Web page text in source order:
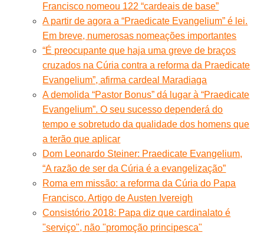
Francisco nomeou 122 “cardeais de base”
A partir de agora a “Praedicate Evangelium” é lei.
Em breve, numerosas nomeações importantes
“É preocupante que haja uma greve de braços
cruzados na Cúria contra a reforma da Praedicate
Evangelium”, afirma cardeal Maradiaga
A demolida “Pastor Bonus” dá lugar à “Praedicate
Evangelium”. O seu sucesso dependerá do
tempo e sobretudo da qualidade dos homens que
a terão que aplicar
Dom Leonardo Steiner: Praedicate Evangelium,
“A razão de ser da Cúria é a evangelização”
Roma em missão: a reforma da Cúria do Papa
Francisco. Artigo de Austen Ivereigh
Consistório 2018: Papa diz que cardinalato é
"serviço", não "promoção principesca"